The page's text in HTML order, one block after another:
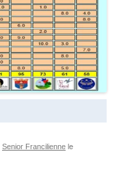
Senior Francilienne le